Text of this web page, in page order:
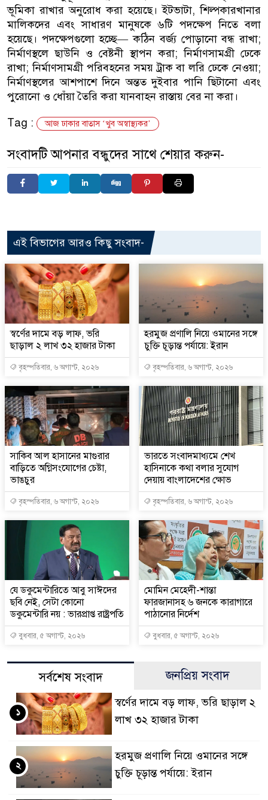
ভূমিকা রাখার অনুরোধ করা হয়েছে। ইটভাটা, শিল্পকারখানার
মালিকদের এবং সাধারণ মানুষকে ৬টি পদক্ষেপ নিতে বলা
হয়েছে। পদক্ষেপগুলো হচ্ছে— কঠিন বর্জ্য পোড়ানো বন্ধ রাখা;
নির্মাণস্থলে ছাউনি ও বেষ্টনী স্থাপন করা; নির্মাণসামগ্রী ঢেকে
রাখা; নির্মাণসামগ্রী পরিবহনের সময় ট্রাক বা লরি ঢেকে নেওয়া;
নির্মাণস্থলের আশপাশে দিনে অন্তত দুইবার পানি ছিটানো এবং
পুরোনো ও ধোঁয়া তৈরি করা যানবাহন রাস্তায় বের না করা।
Tag :
আজ ঢাকার বাতাস ‘খুব অস্বাস্থ্যকর’
সংবাদটি আপনার বন্ধুদের সাথে শেয়ার করুন-
এই বিভাগের আরও কিছু সংবাদ-
স্বর্ণের দামে বড় লাফ, ভরি
ছাড়াল ২ লাখ ৩২ হাজার টাকা
বৃহস্পতিবার, ৬ অগাস্ট, ২০২৬
হরমুজ প্রণালি নিয়ে ওমানের সঙ্গে
চুক্তি চূড়ান্ত পর্যায়ে: ইরান
বৃহস্পতিবার, ৬ অগাস্ট, ২০২৬
সাকিব আল হাসানের মাগুরার
বাড়িতে অগ্নিসংযোগের চেষ্টা,
ভাঙচুর
বৃহস্পতিবার, ৬ অগাস্ট, ২০২৬
ভারতে সংবাদমাধ্যমে শেখ
হাসিনাকে কথা বলার সুযোগ
দেয়ায় বাংলাদেশের ক্ষোভ
বৃহস্পতিবার, ৬ অগাস্ট, ২০২৬
যে ডকুমেন্টারিতে আবু সাঈদের
ছবি নেই, সেটা কোনো
ডকুমেন্টারি নয় : ভারপ্রাপ্ত রাষ্ট্রপতি
বুধবার, ৫ অগাস্ট, ২০২৬
মোমিন মেহেদী-শান্তা
ফারজানাসহ ৬ জনকে কারাগারে
পাঠানোর নির্দেশ
বুধবার, ৫ অগাস্ট, ২০২৬
সর্বশেষ সংবাদ জনপ্রিয় সংবাদ
স্বর্ণের দামে বড় লাফ, ভরি ছাড়াল ২
লাখ ৩২ হাজার টাকা
১
হরমুজ প্রণালি নিয়ে ওমানের সঙ্গে
চুক্তি চূড়ান্ত পর্যায়ে: ইরান
২